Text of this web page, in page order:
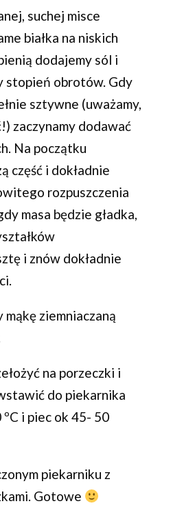
suchej misce
białka na niskich
dodajemy sól i
stopień obrotów. Gdy
sztywne (uważamy,
zaczynamy dodawać
Na początku
część i dokładnie
rozpuszczenia
masa będzie gładka,
i znów dokładnie
ziemniaczaną
na porzeczki i
do piekarnika
i piec ok 45- 50
piekarniku z
Gotowe